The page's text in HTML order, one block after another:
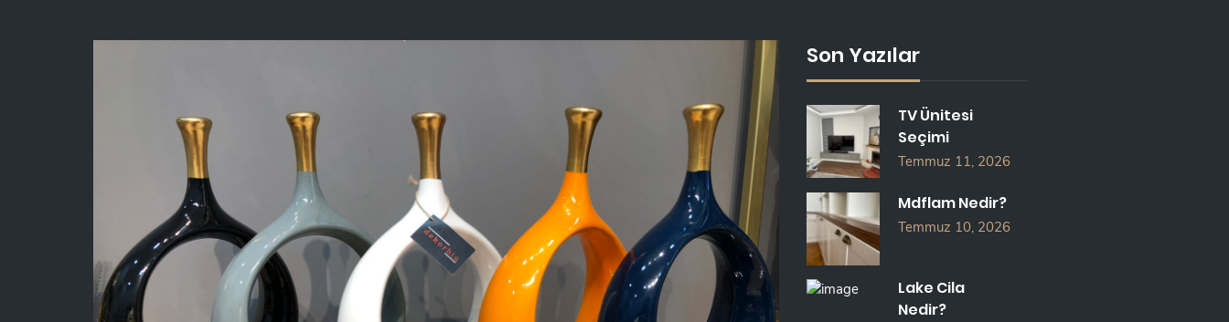
Son Yazılar
TV Ünitesi
Seçimi
Temmuz 11, 2026
Mdflam Nedir?
Temmuz 10, 2026
Lake Cila
Nedir?